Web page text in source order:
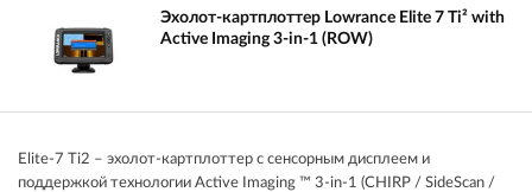
Эхолот-картплоттер Lowrance Elite 7 Ti² with
Active Imaging 3-in-1 (ROW)
Elite-7 Ti2 – эхолот-картплоттер с сенсорным дисплеем и
поддержкой технологии Active Imaging ™ 3-in-1 (CHIRP / SideScan /